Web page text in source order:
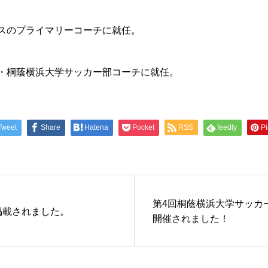
プライマリーコーチに就任。
蔭横浜大学サッカー部コーチに就任。
Share Hatena Pocket RSS feedly
されました。
第4回桐蔭横浜大学サッカ
開催されました！